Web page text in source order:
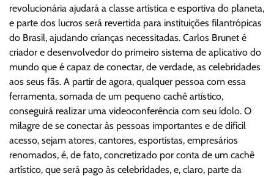
revolucionária ajudará a classe artística e esportiva do planeta,
e parte dos lucros será revertida para instituições filantrópicas
do Brasil, ajudando crianças necessitadas. Carlos Brunet é
criador e desenvolvedor do primeiro sistema de aplicativo do
mundo que é capaz de conectar, de verdade, as celebridades
aos seus fãs. A partir de agora, qualquer pessoa com essa
ferramenta, somada de um pequeno cachê artístico,
conseguirá realizar uma videoconferência com seu ídolo. O
milagre de se conectar às pessoas importantes e de difícil
acesso, sejam atores, cantores, esportistas, empresários
renomados, é, de fato, concretizado por conta de um cachê
artístico, que será pago às celebridades, e, claro, parte da